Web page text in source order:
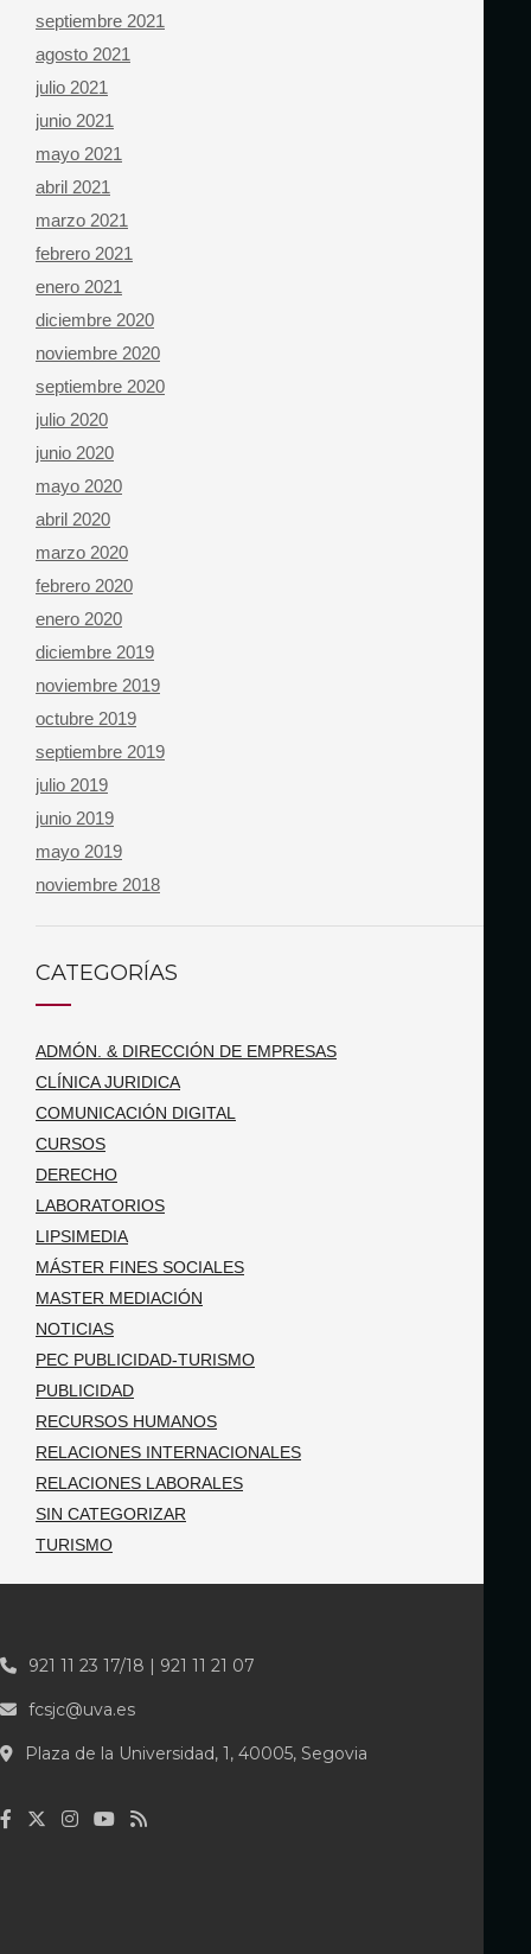
septiembre 2021
agosto 2021
julio 2021
junio 2021
mayo 2021
abril 2021
marzo 2021
febrero 2021
enero 2021
diciembre 2020
noviembre 2020
septiembre 2020
julio 2020
junio 2020
mayo 2020
abril 2020
marzo 2020
febrero 2020
enero 2020
diciembre 2019
noviembre 2019
octubre 2019
septiembre 2019
julio 2019
junio 2019
mayo 2019
noviembre 2018
CATEGORÍAS
ADMÓN. & DIRECCIÓN DE EMPRESAS
CLÍNICA JURIDICA
COMUNICACIÓN DIGITAL
CURSOS
DERECHO
LABORATORIOS
LIPSIMEDIA
MÁSTER FINES SOCIALES
MASTER MEDIACIÓN
NOTICIAS
PEC PUBLICIDAD-TURISMO
PUBLICIDAD
RECURSOS HUMANOS
RELACIONES INTERNACIONALES
RELACIONES LABORALES
SIN CATEGORIZAR
TURISMO
921 11 23 17/18 | 921 11 21 07
fcsjc@uva.es
Plaza de la Universidad, 1, 40005, Segovia